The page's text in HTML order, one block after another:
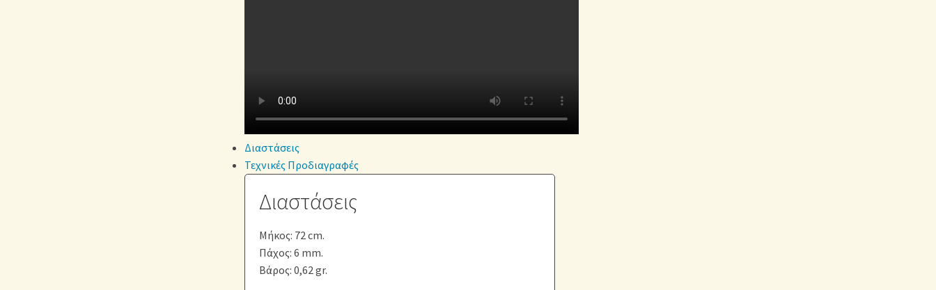
Διαστάσεις
Τεχνικές Προδιαγραφές
Διαστάσεις
Μήκος: 72 cm.
Πάχος: 6 mm.
Βάρος: 0,62 gr.